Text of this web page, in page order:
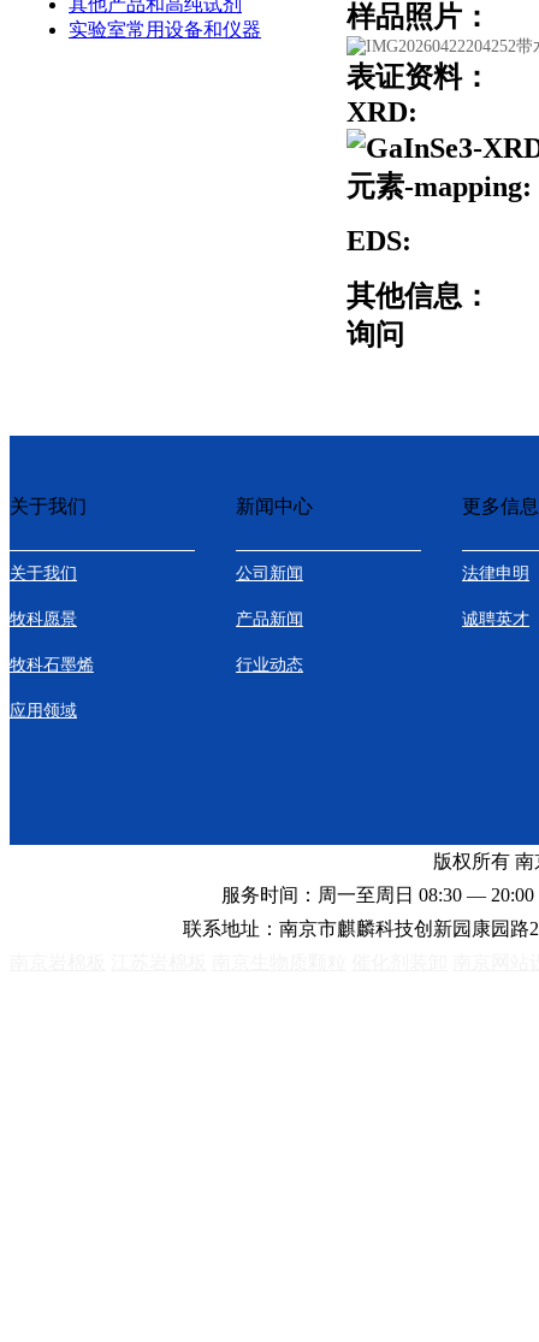
其他产品和高纯试剂
实验室常用设备和仪器
样品照片：
表证资料：
XRD:
元素-mapping:
EDS:
其他信息：
询问
关于我们 新闻中心 更多信息
关于我们
牧科愿景
牧科石墨烯
应用领域
公司新闻
产品新闻
行业动态
法律申明
诚聘英才
版权所有
服务时间：周一至周日 08:30 —
联系地址：南京市麒麟科技创新园康园